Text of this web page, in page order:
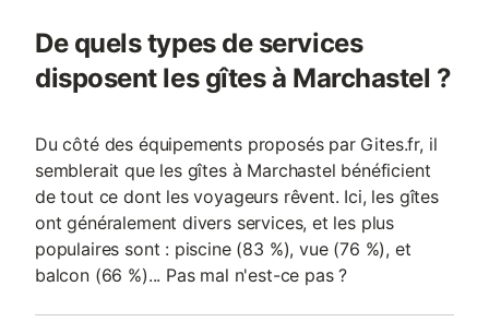
De quels types de services
disposent les gîtes à Marchastel ?
Du côté des équipements proposés par Gites.fr, il
semblerait que les gîtes à Marchastel bénéficient
de tout ce dont les voyageurs rêvent. Ici, les gîtes
ont généralement divers services, et les plus
populaires sont : piscine (83 %), vue (76 %), et
balcon (66 %)... Pas mal n'est-ce pas ?